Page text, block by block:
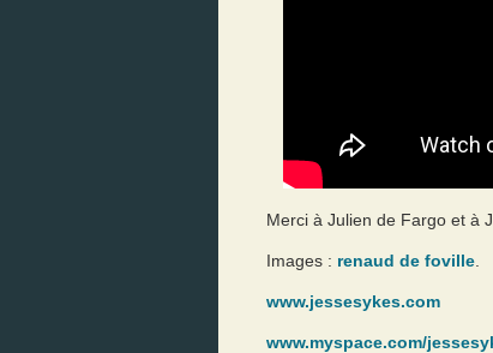
Merci à Julien de Fargo et à
Images : renaud de foville
www.jessesykes.com
www.myspace.com/